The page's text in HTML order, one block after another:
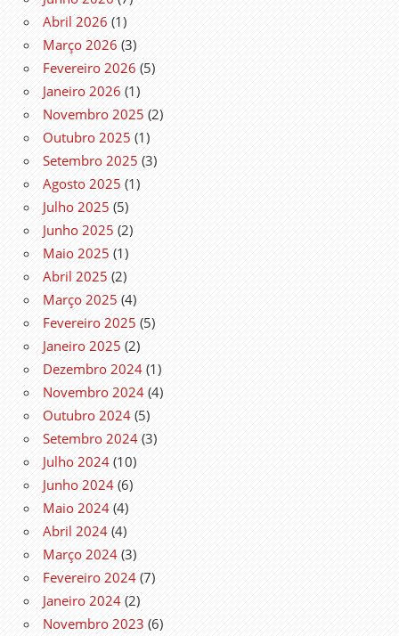
Abril 2026 (1)
Março 2026 (3)
Fevereiro 2026 (5)
Janeiro 2026 (1)
Novembro 2025 (2)
Outubro 2025 (1)
Setembro 2025 (3)
Agosto 2025 (1)
Julho 2025 (5)
Junho 2025 (2)
Maio 2025 (1)
Abril 2025 (2)
Março 2025 (4)
Fevereiro 2025 (5)
Janeiro 2025 (2)
Dezembro 2024 (1)
Novembro 2024 (4)
Outubro 2024 (5)
Setembro 2024 (3)
Julho 2024 (10)
Junho 2024 (6)
Maio 2024 (4)
Abril 2024 (4)
Março 2024 (3)
Fevereiro 2024 (7)
Janeiro 2024 (2)
Novembro 2023 (6)